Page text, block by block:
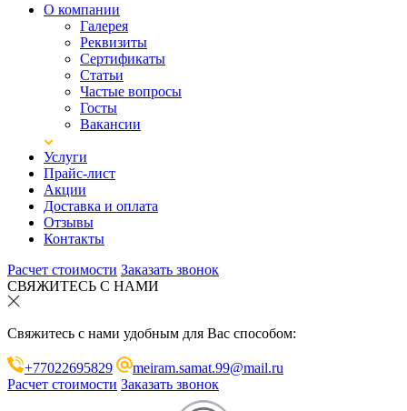
О компании
Галерея
Реквизиты
Сертификаты
Статьи
Частые вопросы
Госты
Вакансии
Услуги
Прайс-лист
Акции
Доставка и оплата
Отзывы
Контакты
Расчет стоимости Заказать звонок
СВЯЖИТЕСЬ С НАМИ
Свяжитесь с нами удобным для Вас способом:
+77022695829
meiram.samat.99@mail.ru
Расчет стоимости Заказать звонок